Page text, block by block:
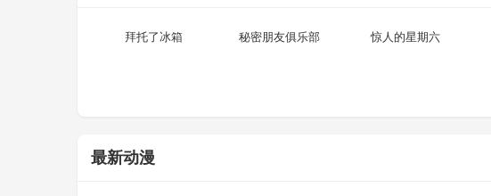
拜托了冰箱 秘密朋友俱乐部 惊人的星期六
最新动漫